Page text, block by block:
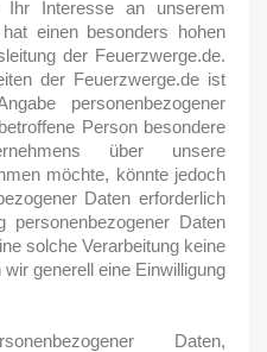
Interesse an unserem
einen besonders hohen
der Feuerzwerge.de.
der Feuerzwerge.de ist
personenbezogener
Person besondere
über unsere
möchte, könnte jedoch
Daten erforderlich
personenbezogener Daten
solche Verarbeitung keine
generell eine Einwilligung
Daten,